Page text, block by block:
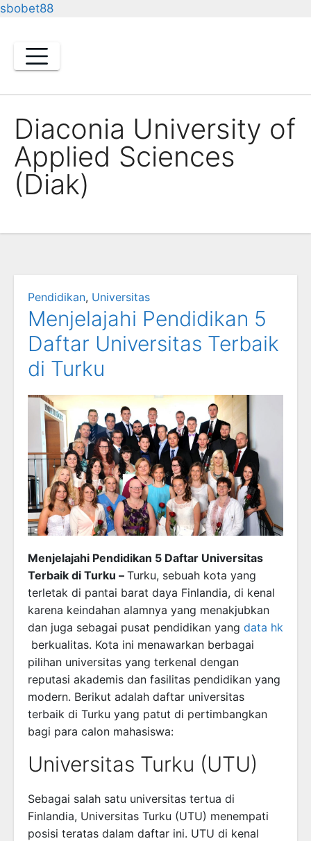
sbobet88
content
Diaconia University of
Applied Sciences
(Diak)
Pendidikan, Universitas
Menjelajahi Pendidikan 5
Daftar Universitas Terbaik
di Turku
Menjelajahi Pendidikan 5 Daftar Universitas
Terbaik di Turku – Turku, sebuah kota yang
terletak di pantai barat daya Finlandia, di kenal
karena keindahan alamnya yang menakjubkan
dan juga sebagai pusat pendidikan yang data hk
berkualitas. Kota ini menawarkan berbagai
pilihan universitas yang terkenal dengan
reputasi akademis dan fasilitas pendidikan yang
modern. Berikut adalah daftar universitas
terbaik di Turku yang patut di pertimbangkan
bagi para calon mahasiswa:
Universitas Turku (UTU)
Sebagai salah satu universitas tertua di
Finlandia, Universitas Turku (UTU) menempati
posisi teratas dalam daftar ini. UTU di kenal